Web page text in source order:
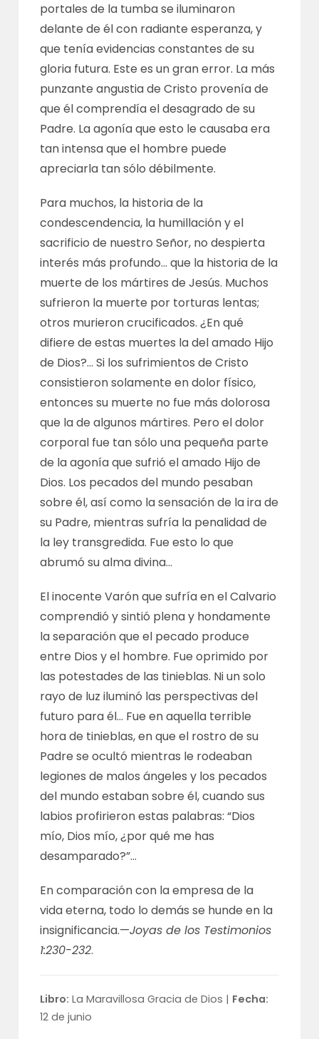
portales de la tumba se iluminaron
delante de él con radiante esperanza, y
que tenía evidencias constantes de su
gloria futura. Este es un gran error. La más
punzante angustia de Cristo provenía de
que él comprendía el desagrado de su
Padre. La agonía que esto le causaba era
tan intensa que el hombre puede
apreciarla tan sólo débilmente.
Para muchos, la historia de la
condescendencia, la humillación y el
sacrificio de nuestro Señor, no despierta
interés más profundo… que la historia de la
muerte de los mártires de Jesús. Muchos
sufrieron la muerte por torturas lentas;
otros murieron crucificados. ¿En qué
difiere de estas muertes la del amado Hijo
de Dios?… Si los sufrimientos de Cristo
consistieron solamente en dolor físico,
entonces su muerte no fue más dolorosa
que la de algunos mártires. Pero el dolor
corporal fue tan sólo una pequeña parte
de la agonía que sufrió el amado Hijo de
Dios. Los pecados del mundo pesaban
sobre él, así como la sensación de la ira de
su Padre, mientras sufría la penalidad de
la ley transgredida. Fue esto lo que
abrumó su alma divina…
El inocente Varón que sufría en el Calvario
comprendió y sintió plena y hondamente
la separación que el pecado produce
entre Dios y el hombre. Fue oprimido por
las potestades de las tinieblas. Ni un solo
rayo de luz iluminó las perspectivas del
futuro para él… Fue en aquella terrible
hora de tinieblas, en que el rostro de su
Padre se ocultó mientras le rodeaban
legiones de malos ángeles y los pecados
del mundo estaban sobre él, cuando sus
labios profirieron estas palabras: “Dios
mío, Dios mío, ¿por qué me has
desamparado?”…
En comparación con la empresa de la
vida eterna, todo lo demás se hunde en la
insignificancia.—Joyas de los Testimonios
1:230-232.
Libro: La Maravillosa Gracia de Dios | Fecha:
12 de junio